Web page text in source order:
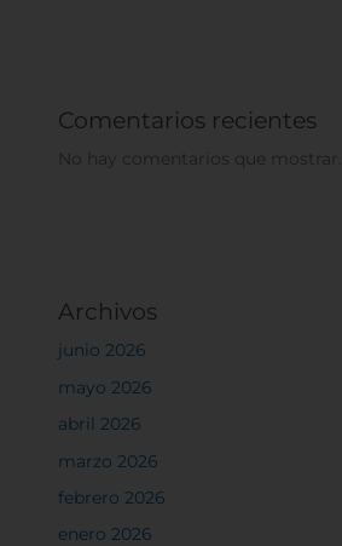
Comentarios recientes
No hay comentarios que mostrar.
Archivos
junio 2026
mayo 2026
abril 2026
marzo 2026
febrero 2026
enero 2026